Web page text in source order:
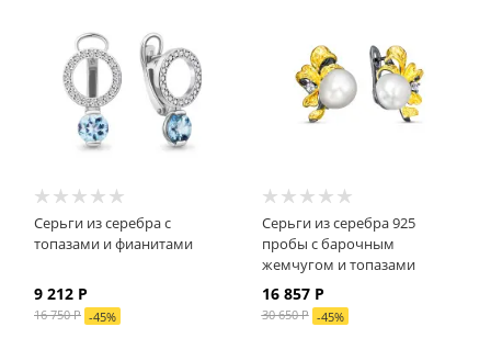
Серьги из серебра с
топазами и фианитами
9 212 Р
16 750Р -45%
Серьги из серебра 925
пробы с барочным
жемчугом и топазами
16 857Р
30 650Р -45%